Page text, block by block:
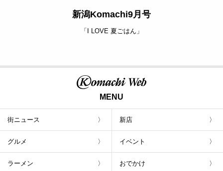
新潟Komachi9月号
「I LOVE 夏ごはん」
MENU
街ニュース 新店
グルメ イベント
ラーメン おでかけ